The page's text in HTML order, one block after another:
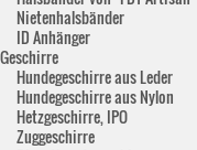
Nietenhalsbänder
ID Anhänger
Geschirre
Hundegeschirre aus Leder
Hundegeschirre aus Nylon
Hetzgeschirre, IPO
Zuggeschirre